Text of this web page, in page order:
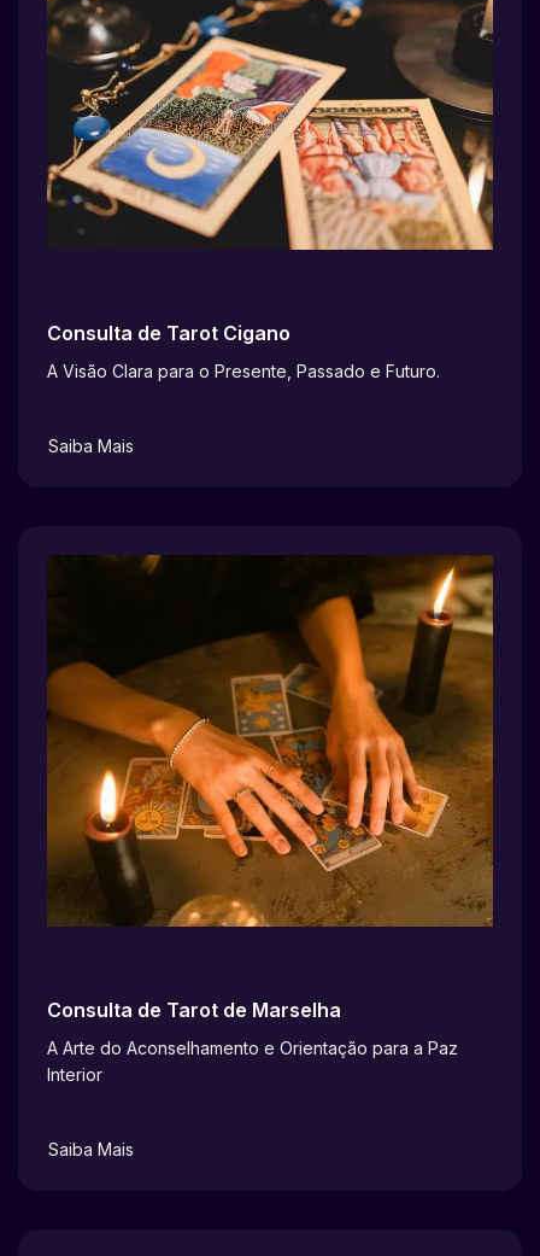
Consulta de Tarot Cigano
A Visão Clara para o Presente, Passado e Futuro.
Saiba Mais
Consulta de Tarot de Marselha
A Arte do Aconselhamento e Orientação para a Paz
Interior
Saiba Mais